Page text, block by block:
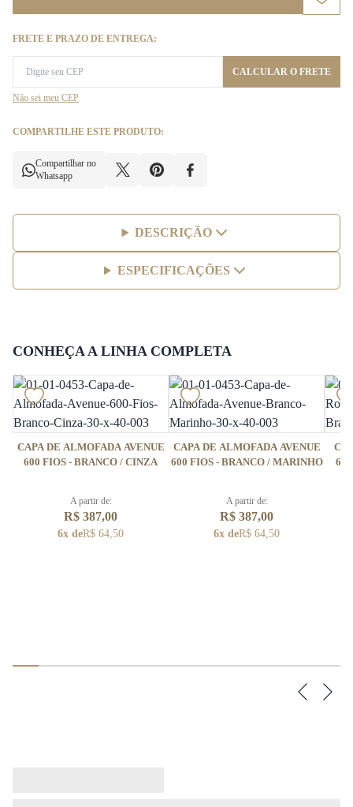
FRETE E PRAZO DE ENTREGA:
CALCULAR O FRETE
Não sei meu CEP
COMPARTILHE ESTE PRODUTO:
Compartilhar no
Whatsapp
DESCRIÇÃO
ESPECIFICAÇÕES
CONHEÇA A LINHA COMPLETA
CAPA DE ALMOFADA AVENUE
600 FIOS - BRANCO / CINZA
A partir de:
R$ 387,00
6x deR$ 64,50
CAPA DE ALMOFADA AVENUE
600 FIOS - BRANCO / MARINHO
A partir de:
R$ 387,00
6x deR$ 64,50